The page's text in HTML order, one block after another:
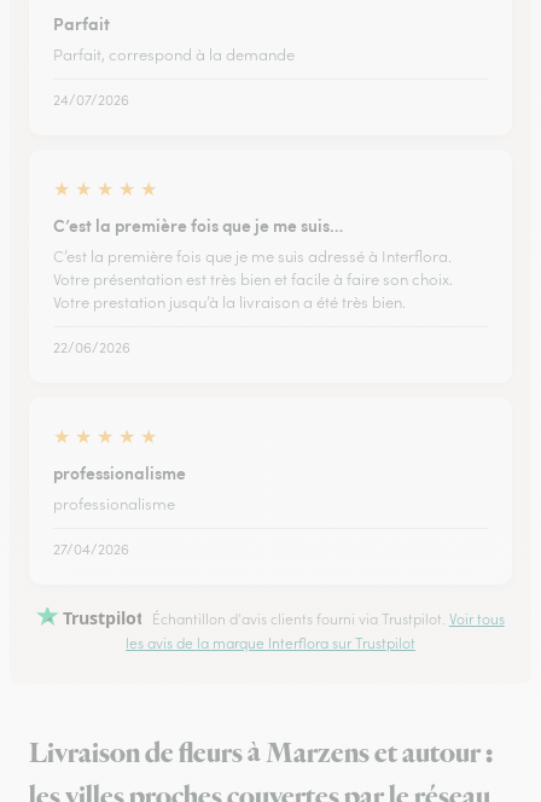
Parfait
Parfait, correspond à la demande
24/07/2026
★ ★ ★ ★ ★
C’est la première fois que je me suis…
C’est la première fois que je me suis adressé à Interflora.
Votre présentation est très bien et facile à faire son choix.
Votre prestation jusqu’à la livraison a été très bien.
22/06/2026
★ ★ ★ ★ ★
professionalisme
professionalisme
27/04/2026
Trustpilot Échantillon d'avis clients fourni via Trustpilot. Voir tous
les avis de la marque Interflora sur Trustpilot
Livraison de fleurs à Marzens et autour :